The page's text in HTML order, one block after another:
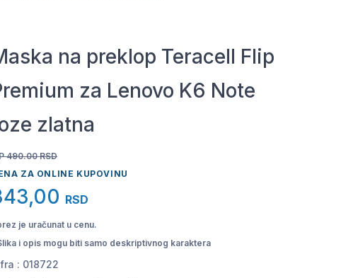
na preklop Teracell Flip
za Lenovo K6 Note
zlatna
490.00RSD
ZA ONLINE KUPOVINU
RSD
je uračunat u cenu.
i opis mogu biti samo deskriptivnog karaktera
: 018722